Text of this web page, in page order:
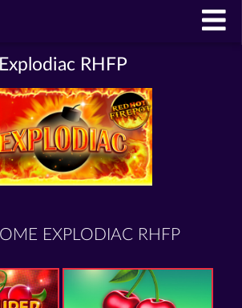
Explodiac RHFP
EXPLODIAC RHFP